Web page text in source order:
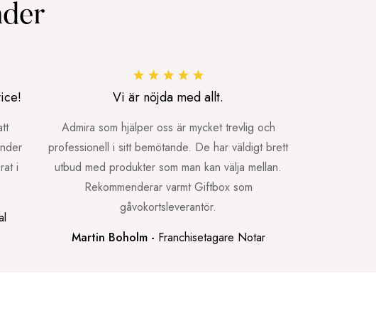
i
Vi är nöjda med allt.
Admira som hjälper oss är mycket trevlig och
professionell i sitt bemötande. De har väldigt brett
utbud med produkter som man kan välja mellan.
Rekommenderar varmt Giftbox som
gåvokortsleverantör.
Martin Boholm - Franchisetagare Notar